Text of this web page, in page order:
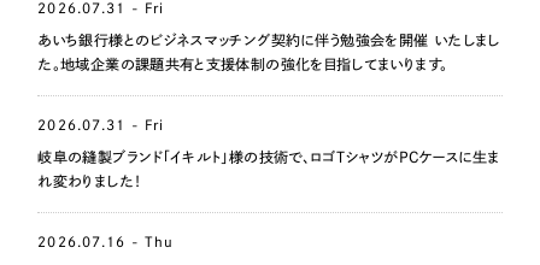
2026.07.31 - Fri
あいち銀行様とのビジネスマッチング契約に伴う勉強会を開催 いたしまし
た。地域企業の課題共有と支援体制の強化を目指してまいります。
2026.07.31 - Fri
岐阜の縫製ブランド「イキルト」様の技術で、ロゴTシャツがPCケースに生ま
れ変わりました！
2026.07.16 - Thu